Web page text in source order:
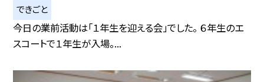
できごと
今日の業前活動は「１年生を迎える会」でした。 ６年生のエ
スコートで１年生が入場。...